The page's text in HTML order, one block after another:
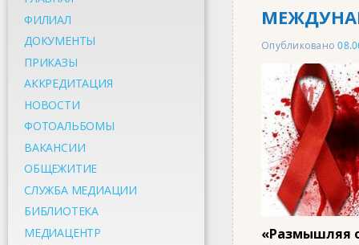
ФИЛИАЛ
ДОКУМЕНТЫ
ПРИКАЗЫ
АККРЕДИТАЦИЯ
НОВОСТИ
ФОТОАЛЬБОМЫ
ВАКАНСИИ
ОБЩЕЖИТИЕ
СЛУЖБА МЕДИАЦИИ
БИБЛИОТЕКА
МЕДИАЦЕНТР
Опубликовано
«Размышляя